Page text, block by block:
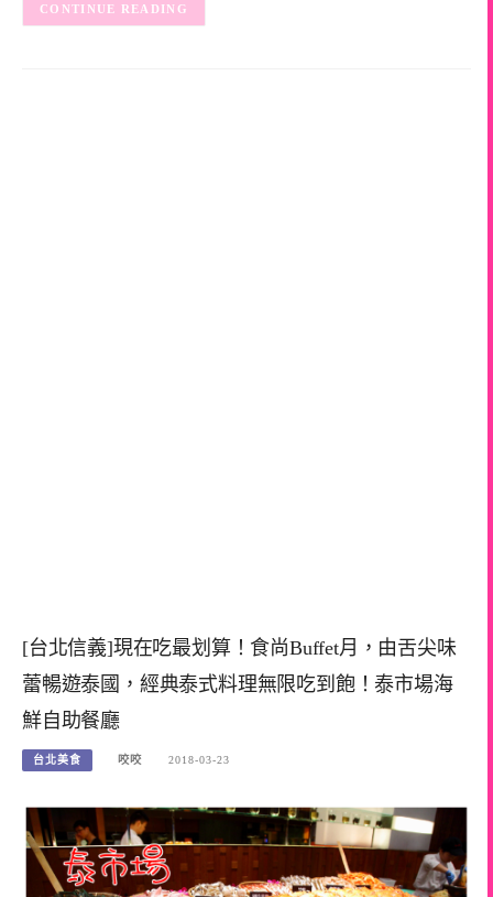
CONTINUE READING
[台北信義]現在吃最划算！食尚Buffet月，由舌尖味
蕾暢遊泰國，經典泰式料理無限吃到飽！泰市場海
鮮自助餐廳
台北美食 咬咬 2018-03-23